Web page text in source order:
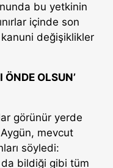
bu yetkinin
içinde son
değişiklikler
ÖNDE OLSUN’
görünür yerde
mevcut
söyledi:
da bildiği gibi tüm